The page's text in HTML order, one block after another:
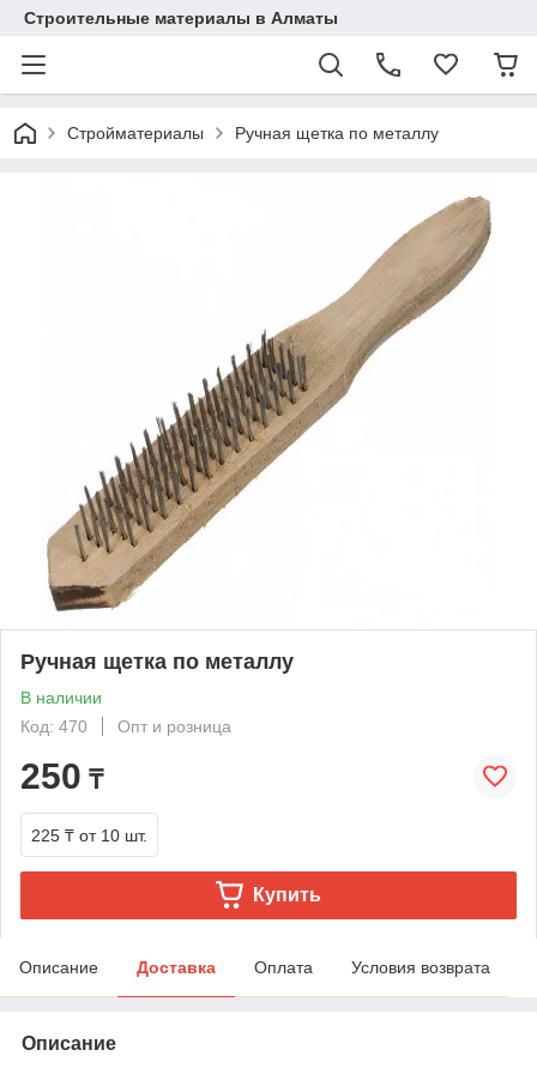
Строительные материалы в Алматы
Стройматериалы Ручная щетка по металлу
Ручная щетка по металлу
В наличии
Код: 470
Опт и розница
250 ₸
225 ₸ от 10 шт.
Купить
Описание Доставка Оплата Условия возврата
Описание